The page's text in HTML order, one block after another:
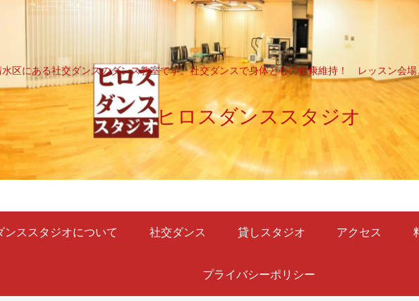
区にある社交ダンスのダンス教室です。社交ダンスで身体と心の健康維持！ レッスン会場
ヒロスダンススタジオ
ンススタジオについて 社交ダンス 貸しスタジオ アクセス
プライバシーポリシー